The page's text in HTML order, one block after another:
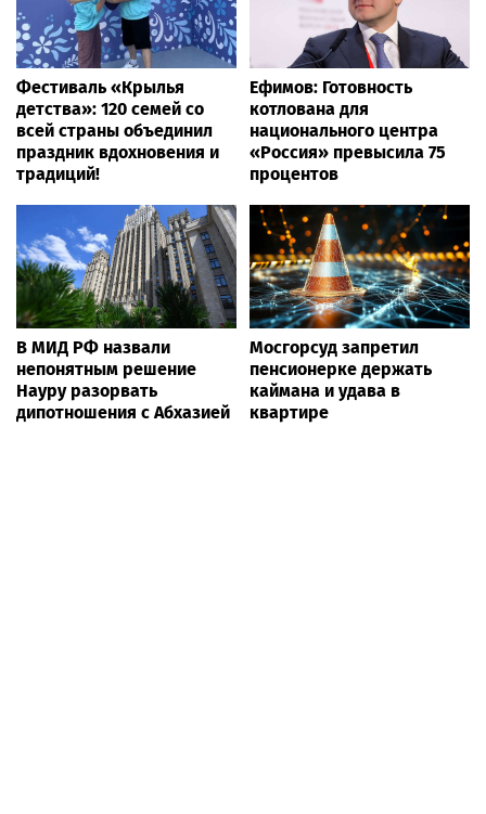
Фестиваль «Крылья
детства»: 120 семей со
всей страны объединил
праздник вдохновения и
традиций!
Ефимов: Готовность
котлована для
национального центра
«Россия» превысила 75
процентов
В МИД РФ назвали
непонятным решение
Науру разорвать
дипотношения с Абхазией
Мосгорсуд запретил
пенсионерке держать
каймана и удава в
квартире